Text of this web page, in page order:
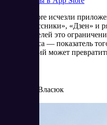
Из App Store исчезли
«Одноклассники», «Дзен» и
пользователей это
Для бизнеса — показатель
приложений может
Елена Власюк